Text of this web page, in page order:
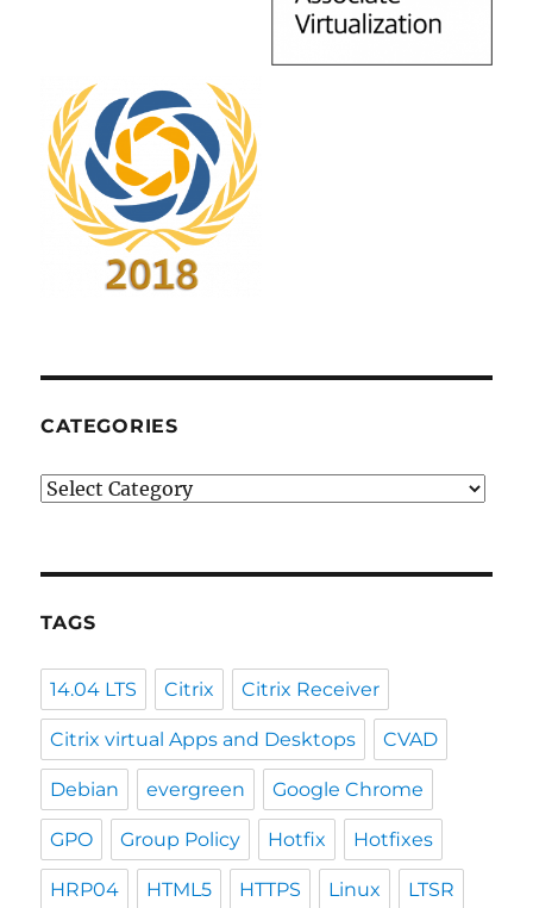
CATEGORIES
Categories
TAGS
14.04 LTS Citrix Citrix Receiver
Citrix virtual Apps and Desktops CVAD
Debian evergreen Google Chrome
GPO Group Policy Hotfix Hotfixes
HRP04 HTML5 HTTPS Linux LTSR